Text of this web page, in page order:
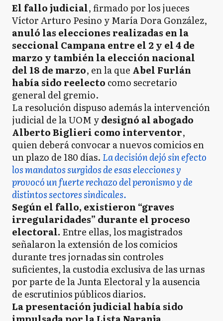
El fallo judicial, firmado por los jueces
Víctor Arturo Pesino y María Dora González,
anuló las elecciones realizadas en la
seccional Campana entre el 2 y el 4 de
marzo y también la elección nacional
del 18 de marzo, en la que Abel Furlán
había sido reelecto como secretario
general del gremio.
La resolución dispuso además la intervención
judicial de la UOM ydesignó al abogado
Alberto Biglieri como interventor,
quien deberá convocar a nuevos comicios en
un plazo de 180 días. La decisión dejó sin efecto
los mandatos surgidos de esas elecciones y
provocó un fuerte rechazo del peronismo y de
distintos sectores sindicales.
Según el fallo, existieron “graves
irregularidades” durante el proceso
electoral. Entre ellas, los magistrados
señalaron la extensión de los comicios
durante tres jornadas sin controles
suficientes, la custodia exclusiva de las urnas
por parte de la Junta Electoral y la ausencia
de escrutinios públicos diarios.
La presentación judicial había sido